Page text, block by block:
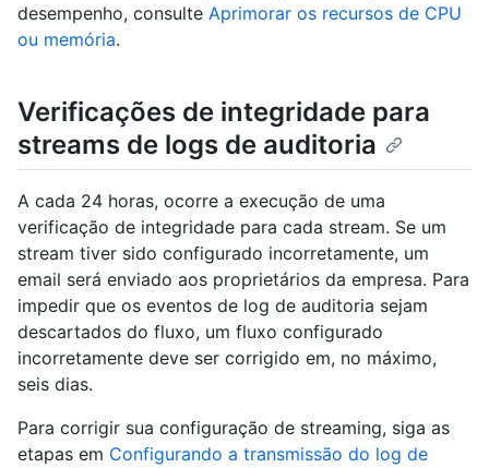
desempenho, consulte Aprimorar os recursos de CPU
ou memória.
Verificações de integridade para
streams de logs de auditoria
A cada 24 horas, ocorre a execução de uma
verificação de integridade para cada stream. Se um
stream tiver sido configurado incorretamente, um
email será enviado aos proprietários da empresa. Para
impedir que os eventos de log de auditoria sejam
descartados do fluxo, um fluxo configurado
incorretamente deve ser corrigido em, no máximo,
seis dias.
Para corrigir sua configuração de streaming, siga as
etapas em Configurando a transmissão do log de